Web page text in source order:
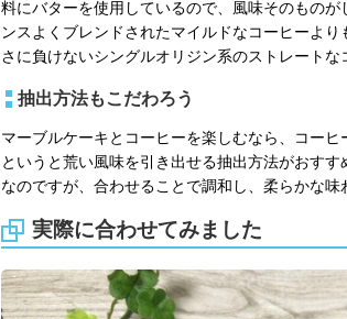
料にバターを使用しているので、風味そのもの
ンスよくブレンドされたマイルドなコーヒーよ
さに負けないシングルオリジン系のストレートな
抽出方法もこだわろう
マーブルケーキとコーヒーを楽しむなら、コー
というと荒い風味を引き出せる抽出方法がおす
なのですが、合わせることで調和し、柔らかな味
実際に合わせてみました